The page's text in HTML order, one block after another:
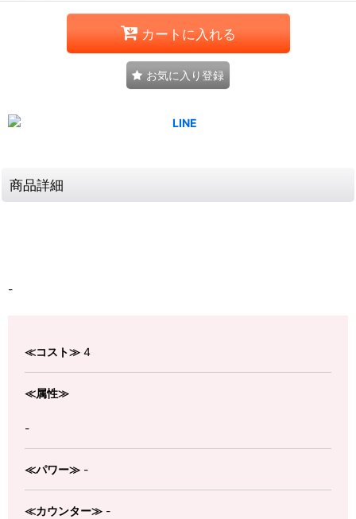
カートに入れる
お気に入り登録
商品詳細
-
≪コスト≫ 4
≪属性≫
-
≪パワー≫ -
≪カウンター≫ -